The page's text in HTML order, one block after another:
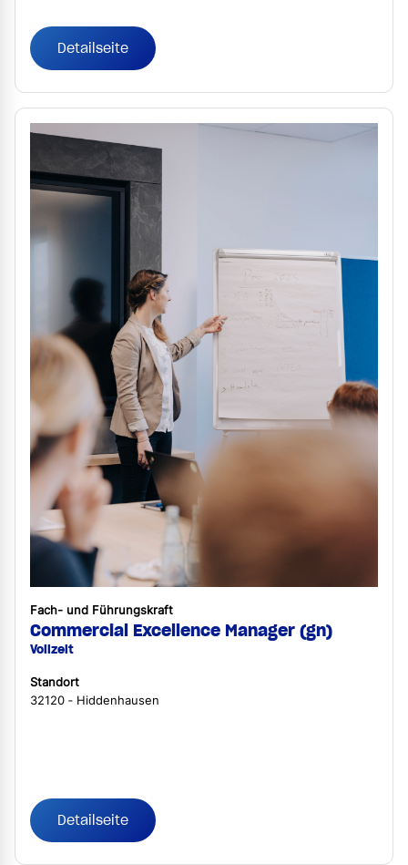
Detailseite
Fach- und Führungskraft
Commercial Excellence Manager (gn)
Vollzeit
Standort
32120 ‐ Hiddenhausen
Detailseite